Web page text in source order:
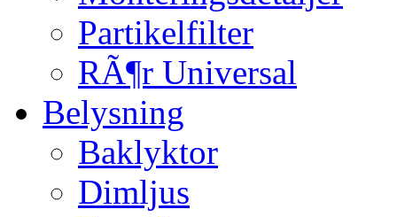
Partikelfilter
RÃ¶r Universal
Belysning
Baklyktor
Dimljus